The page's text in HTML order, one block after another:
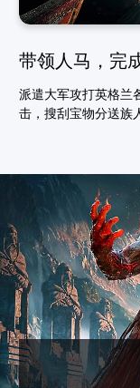
带领人马，完
派遣大军攻打英格兰
击，搜刮宝物分送族